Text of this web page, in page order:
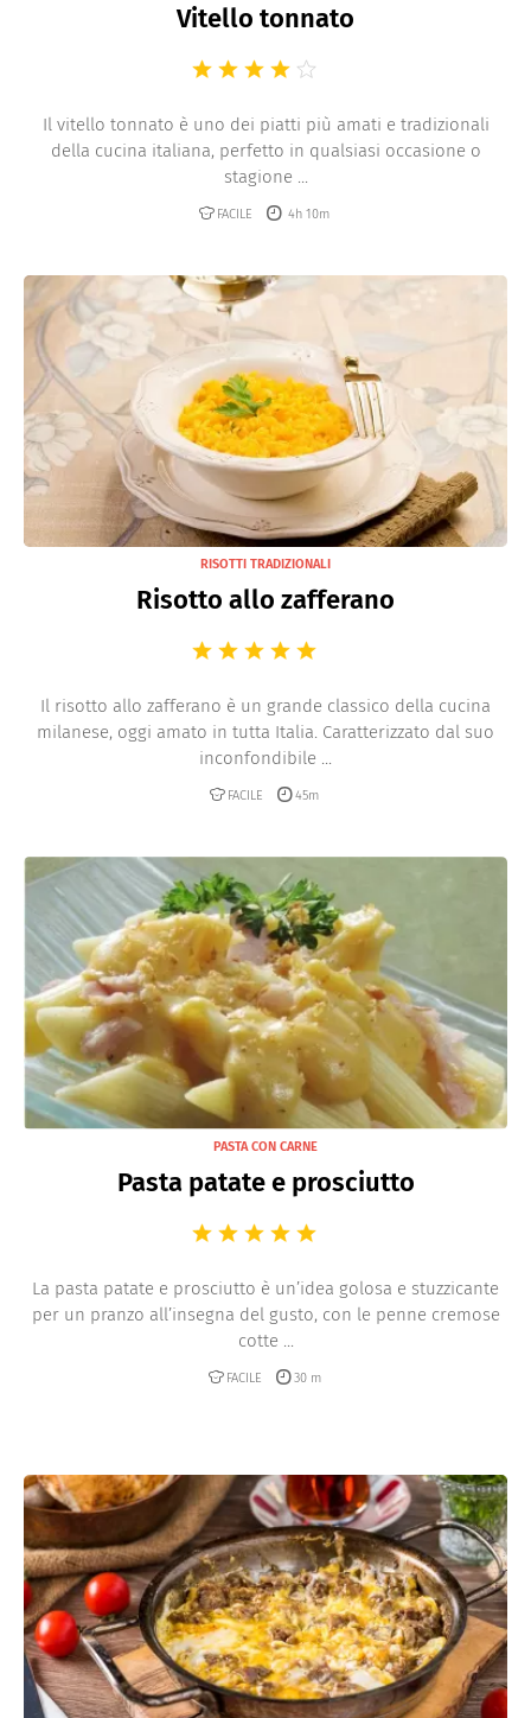
Vitello tonnato
Il vitello tonnato è uno dei piatti più amati e tradizionali
della cucina italiana, perfetto in qualsiasi occasione o
stagione ...
FACILE 4h 10m
RISOTTI TRADIZIONALI
Risotto allo zafferano
Il risotto allo zafferano è un grande classico della cucina
milanese, oggi amato in tutta Italia. Caratterizzato dal suo
inconfondibile ...
FACILE 45m
PASTA CON CARNE
Pasta patate e prosciutto
La pasta patate e prosciutto è un’idea golosa e stuzzicante
per un pranzo all’insegna del gusto, con le penne cremose
cotte ...
FACILE 30 m